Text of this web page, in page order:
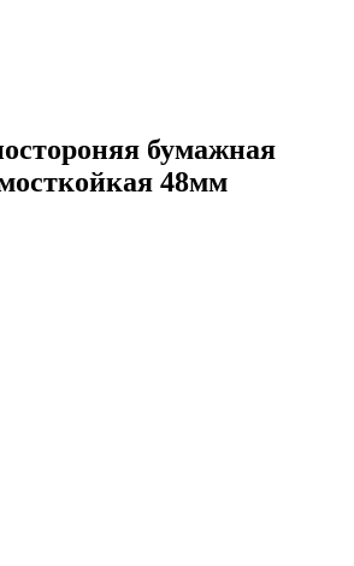
бумажная
48мм